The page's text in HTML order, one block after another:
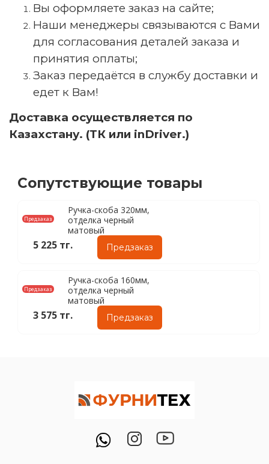
Вы оформляете заказ на сайте;
Наши менеджеры связываются с Вами
для согласования деталей заказа и
принятия оплаты;
Заказ передаётся в службу доставки и
едет к Вам!
Доставка осуществляется по
Казахстану. (ТК или inDriver.)
Сопутствующие товары
Предзаказ
Ручка-скоба 320мм,
отделка черный
матовый
5 225 тг. Предзаказ
Предзаказ
Ручка-скоба 160мм,
отделка черный
матовый
3 575 тг. Предзаказ